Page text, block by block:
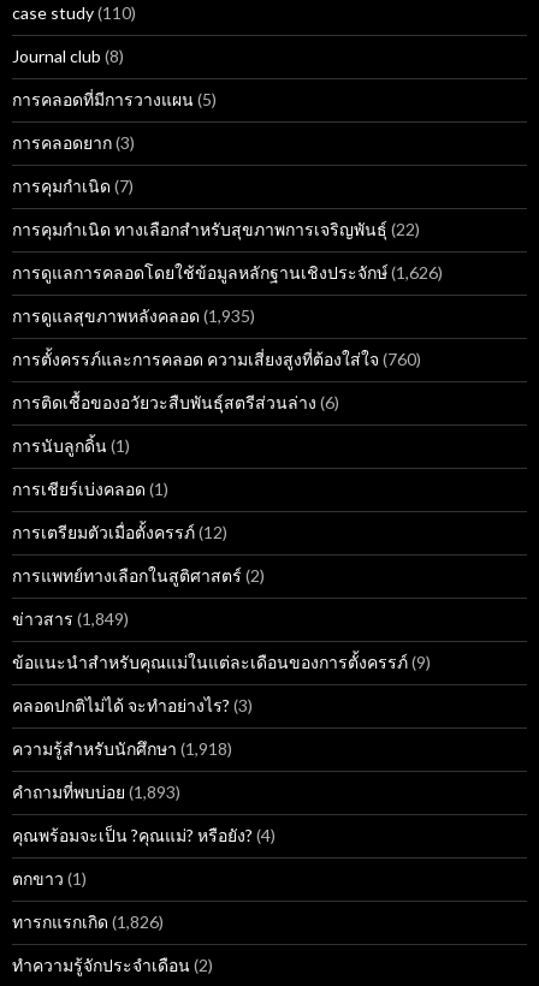
case study(110)
Journal club (8)
การคลอดที่มีการวางแผน(5)
การคลอดยาก(3)
การคุมกำเนิด (7)
การคุมกำเนิด ทางเลือกสำหรับสุขภาพการเจริญพันธุ์ (22)
การดูแลการคลอดโดยใช้ข้อมูลหลักฐานเชิงประจักษ์(1,626)
การดูแลสุขภาพหลังคลอด (1,935)
การตั้งครรภ์และการคลอด ความเสี่ยงสูงที่ต้องใส่ใจ (760)
การติดเชื้อของอวัยวะสืบพันธุ์สตรีส่วนล่าง (6)
การนับลูกดิ้น(1)
การเชียร์เบ่งคลอด (1)
การเตรียมตัวเมื่อตั้งครรภ์(12)
การแพทย์ทางเลือกในสูติศาสตร์ (2)
ข่าวสาร (1,849)
ข้อแนะนำสำหรับคุณแม่ในแต่ละเดือนของการตั้งครรภ์(9)
คลอดปกติไม่ได้ จะทำอย่างไร? (3)
ความรู้สำหรับนักศึกษา (1,918)
คำถามที่พบบ่อย (1,893)
คุณพร้อมจะเป็น ?คุณแม่? หรือยัง? (4)
ตกขาว (1)
ทารกแรกเกิด (1,826)
ทำความรู้จักประจำเดือน(2)